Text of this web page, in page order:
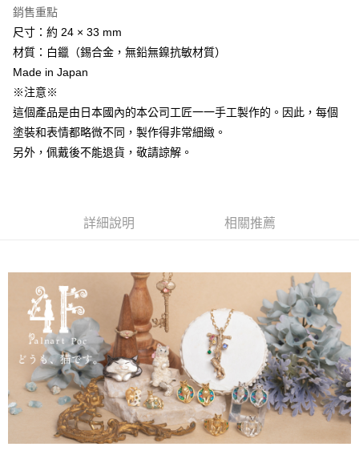
銷售重點
尺寸：約 24 × 33 mm
材質：白鑞（錫合金，無鉛無鎳抗敏材質）
Made in Japan
※注意※
這個產品是由日本國內的本公司工匠一一手工製作的。因此，每個
塗裝和表情都略微不同，製作得非常細緻。
另外，佩戴後不能退貨，敬請諒解。
詳細說明 相關推薦